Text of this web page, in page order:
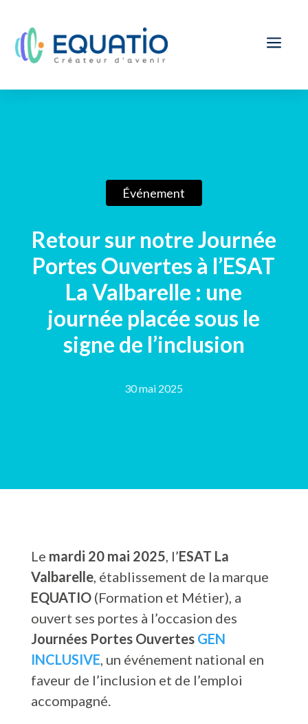
a
Événement
Retour sur notre Journée
Portes Ouvertes à l’ESAT
La Valbarelle : une
journée placée sous le
signe de l’inclusion
30 mai 2025
Le mardi 20 mai 2025, l’ESAT La
Valbarelle, établissement de la marque
EQUATIO(Formation et Métier), a
ouvert ses portes à l’occasion des
Journées Portes Ouvertes GEN
INCLUSIVE, un événement national en
faveur de l’inclusion et de l’emploi
accompagné.